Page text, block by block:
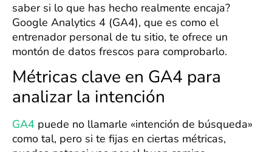
saber si lo que has hecho realmente encaja?
Google Analytics 4 (GA4), que es como el
entrenador personal de tu sitio, te ofrece un
montón de datos frescos para comprobarlo.
Métricas clave en GA4 para
analizar la intención
GA4 puede no llamarle «intención de búsqueda»
como tal, pero si te fijas en ciertas métricas,